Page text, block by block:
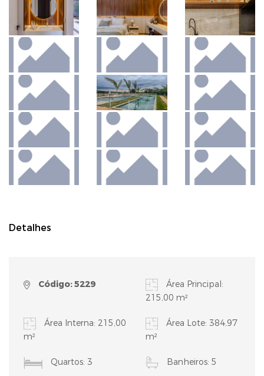
Detalhes
Código: 5229
Área Principal:
215,00 m²
Área Interna: 215,00
m²
Área Lote: 384,97
m²
Quartos: 3 Banheiros: 5